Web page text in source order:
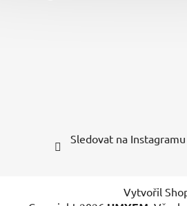
Sledovat na Instagramu
Vytvořil